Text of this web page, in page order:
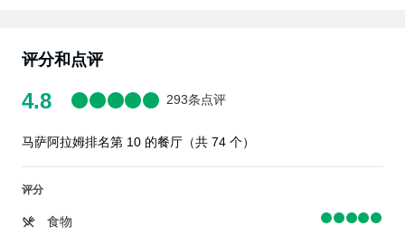
评分和点评
4.8 293条点评
马萨阿拉姆排名第 10 的餐厅（共 74 个）
评分
食物